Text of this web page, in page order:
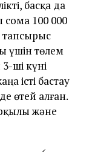
басқа да
сома 100 000
тапсырыс
үшін төлем
ші күні
істі бастау
өтей алған.
және